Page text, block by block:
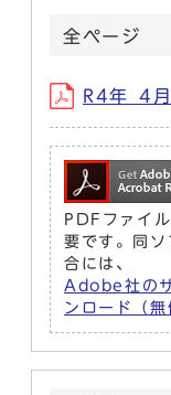
全ページ
R4年_4
PDFファイ
要です。同
合には、
Adobe社の
ンロード（無